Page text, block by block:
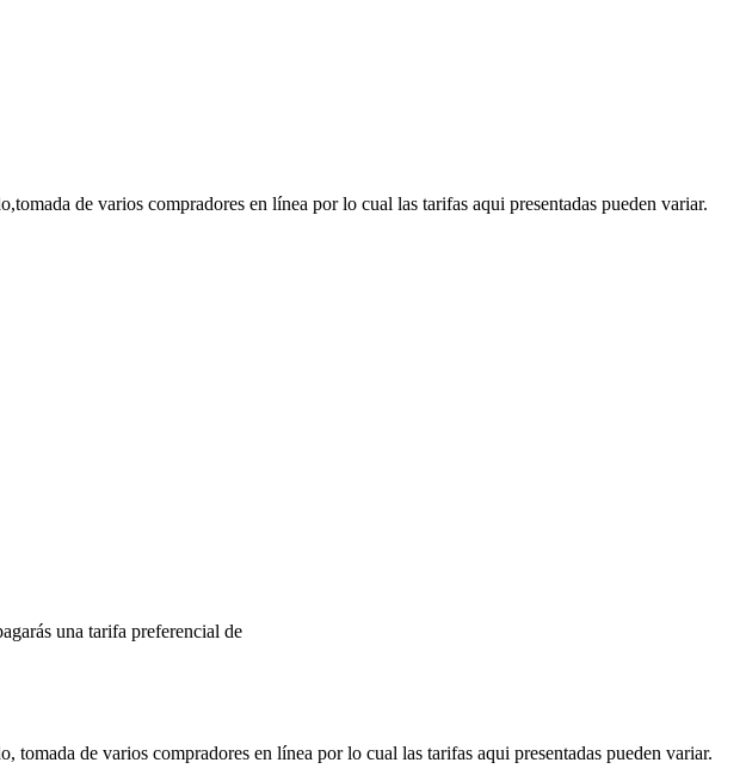
de varios compradores en línea por lo cual las tarifas aqui presentadas pueden variar.
una tarifa preferencial de
tomada de varios compradores en línea por lo cual las tarifas aqui presentadas pueden variar.